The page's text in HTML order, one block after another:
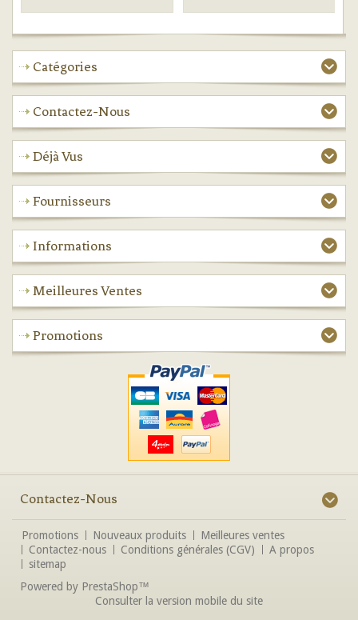
Catégories
Contactez-Nous
Déjà Vus
Fournisseurs
Informations
Meilleures Ventes
Promotions
Contactez-Nous
Promotions Nouveaux produits
Meilleures ventes
Contactez-nous
Conditions générales (CGV)
A propos
sitemap
Powered by PrestaShop™
Consulter la version mobile du site